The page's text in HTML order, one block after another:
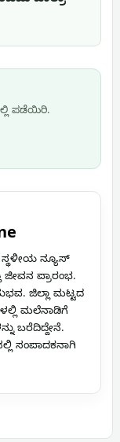
ಪಡೆಯಿರಿ.
ಸ್ಥಳೀಯ ನ್ಯೂಸ್
ಪ್ರಾರಂಭ.
ಜಿಲ್ಲಾ ಮಟ್ಟದ
ಮಲೆನಾಡಿಗೆ
ಬರೆದಿದ್ದೇನೆ.
ಸಂಪಾದಕನಾಗಿ